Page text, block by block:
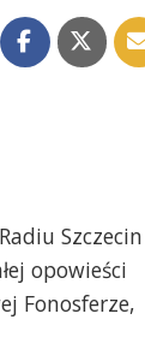
Szczecin
opowieści
Fonosferze,